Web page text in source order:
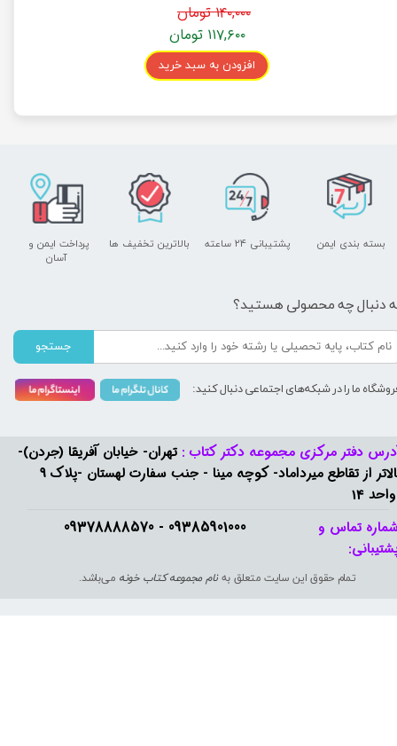
۱۴۰,۰۰۰ تومان
۱۱۷,۶۰۰ تومان
افزودن به سبد خرید
09385901000 - 09378888570​​​​​​​
دفتر مرکزی مجموعه دکتر کتاب : تهران- خیابان آفریقا (جردن)-
بالاتر از تقاطع میرداماد- کوچه مینا - جنب سفارت لهستان -پلاک 9
14
تمام حقوق این سایت متعلق بهنام مجموعه کتاب خونه می‌باشد.
تماس و
پشتیبانی ۲۴ ساعته
پرداخت ایمن و ​​​​​​​
آسان
بسته بندی ایمن بالاترین تخفیف ها
دنبال چه محصولی هستید؟
جستجو
ما را در شبکه‌های اجتماعی دنبال کنید: